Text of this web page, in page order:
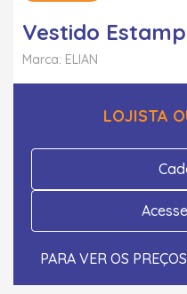
Vestido
Marca: ELIAN
LOJISTA
PARA VER OS